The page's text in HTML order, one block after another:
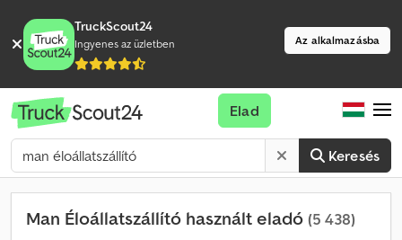
TruckScout24
Ingyenes az üzletben Az alkalmazásba
Keresés
Elad
Man Éloállatszállító használt eladó (5 438)